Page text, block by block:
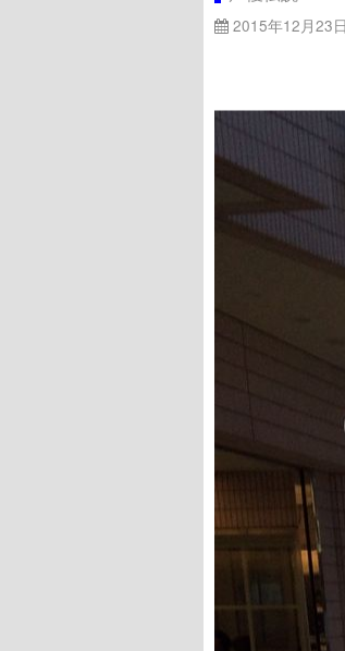
2015年12月23日